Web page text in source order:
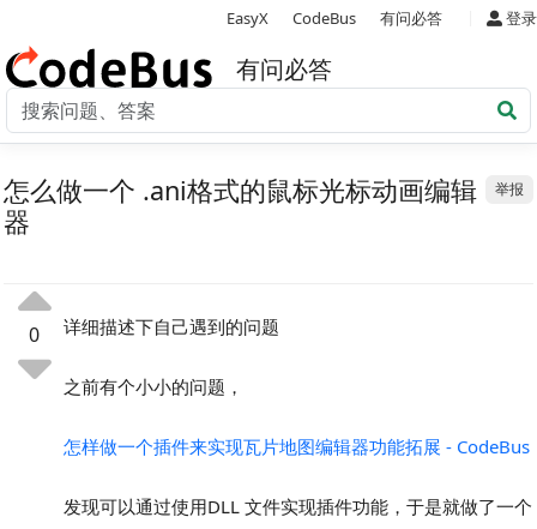
EasyX CodeBus 有问必答 登录
有问必答
举报
怎么做一个 .ani格式的鼠标光标动画编辑
器
0 详细描述下自己遇到的问题
之前有个小小的问题，
怎样做一个插件来实现瓦片地图编辑器功能拓展 - CodeBus
发现可以通过使用DLL 文件实现插件功能，于是就做了一个